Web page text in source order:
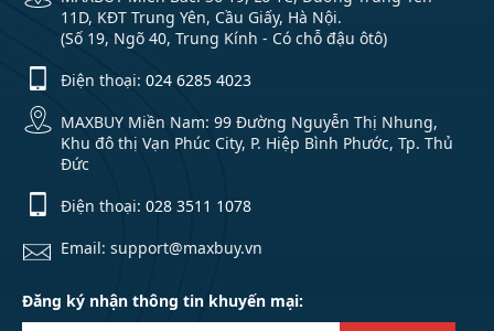
11D, KĐT Trung Yên, Cầu Giấy, Hà Nội.
(Số 19, Ngõ 40, Trung Kính - Có chỗ đậu ôtô)
Điện thoại: 024 6285 4023
MAXBUY Miền Nam: 99 Đường Nguyễn Thị Nhung,
Khu đô thị Vạn Phúc City, P. Hiệp Bình Phước, Tp. Thủ
Đức
Điện thoại: 028 3511 1078
Email: support@maxbuy.vn
Đăng ký nhận thông tin khuyến mại: